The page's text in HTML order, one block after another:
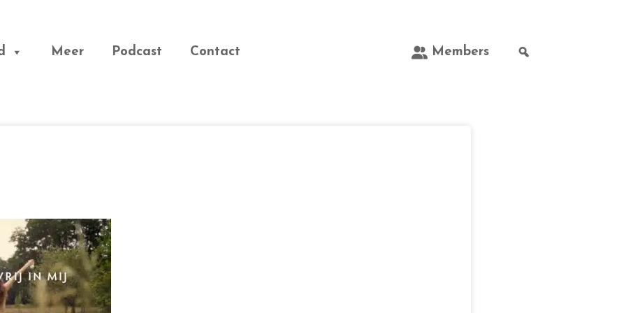
Meer Podcast Contact Members